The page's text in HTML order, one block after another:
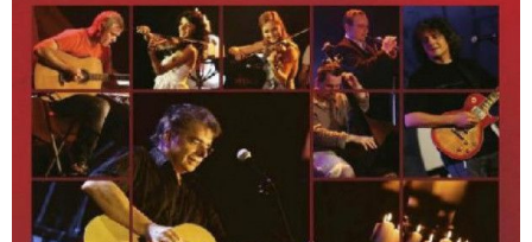
22 Staré Kone A Nahé Jazdkyne
23 Nepoviem Ti Dovidenia
24 Želania
25 Terchovská Muzika / Učiteľka Tanca / ZRPŠ
Bonus
26 Pavol Hammel Vlastnými Slovami (1. A 2.